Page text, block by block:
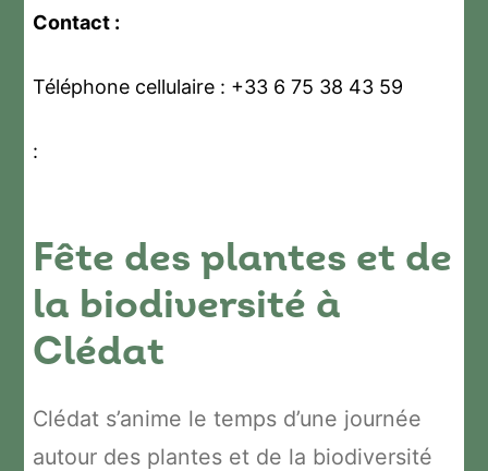
Contact :
Téléphone cellulaire : +33 6 75 38 43 59
:
Fête des plantes et de
la biodiversité à
Clédat
Clédat s’anime le temps d’une journée
autour des plantes et de la biodiversité